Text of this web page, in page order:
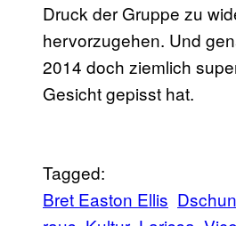
Druck der Gruppe zu
hervorzugehen. Und
2014 doch ziemlich
Gesicht gepisst hat.
Tagged:
Bret Easton Ellis